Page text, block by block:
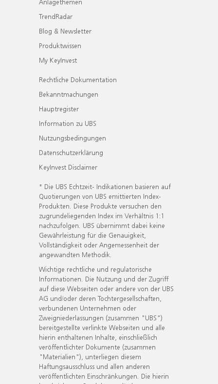
TrendRadar
Blog & Newsletter
Produktwissen
My KeyInvest
Rechtliche Dokumentation
Bekanntmachungen
Hauptregister
Information zu UBS
Nutzungsbedingungen
Datenschutzerklärung
KeyInvest Disclaimer
* Die UBS Echtzeit- Indikationen basieren auf
Quotierungen von UBS emittierten Index-
Produkten. Diese Produkte versuchen den
zugrundeliegenden Index im Verhältnis 1:1
nachzufolgen. UBS übernimmt dabei keine
Gewährleistung für die Genauigkeit,
Vollständigkeit oder Angemessenheit der
angewandten Methodik.
Wichtige rechtliche und regulatorische
Informationen. Die Nutzung und der Zugriff
auf diese Webseiten oder andere von der UBS
AG und/oder deren Tochtergesellschaften,
verbundenen Unternehmen oder
Zweigniederlassungen (zusammen "UBS")
bereitgestellte verlinkte Webseiten und alle
hierin enthaltenen Inhalte, einschließlich
veröffentlichter Dokumente (zusammen
"Materialien"), unterliegen diesem
Haftungsausschluss und allen anderen
veröffentlichten Einschränkungen. Die hierin